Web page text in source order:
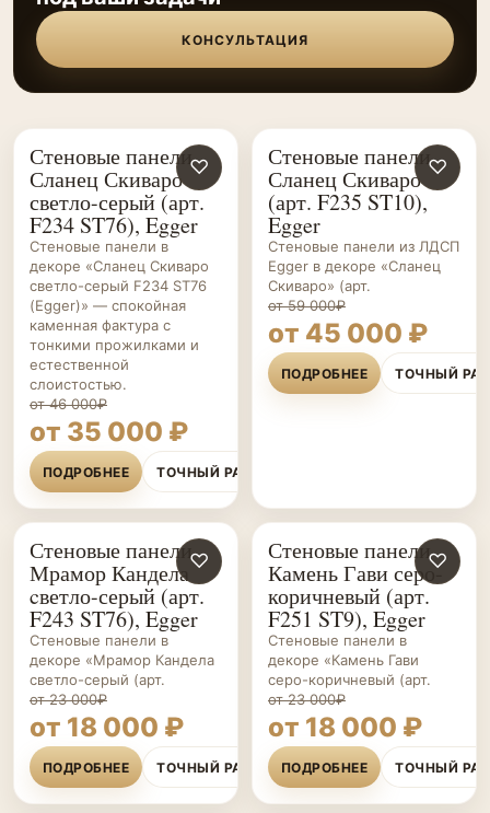
КОНСУЛЬТАЦИЯ
СТЕНОВЫЕ
ПАНЕЛИ НА ЗАКАЗ
♡
Стеновые панели
Сланец Скиваро
светло-серый (арт.
F234 ST76), Egger
Стеновые панели в
декоре «Сланец Скиваро
светло-серый F234 ST76
(Egger)» — спокойная
каменная фактура с
тонкими прожилками и
естественной
слоистостью.
от 46 000₽
от 35 000 ₽
ПОДРОБНЕЕ ТОЧНЫЙ РАСЧЁТ
СТЕНОВЫЕ
ПАНЕЛИ НА ЗАКАЗ
♡
Стеновые панели
Сланец Скиваро
(арт. F235 ST10),
Egger
Стеновые панели из ЛДСП
Egger в декоре «Сланец
Скиваро» (арт.
от 59 000₽
от 45 000 ₽
ПОДРОБНЕЕ ТОЧНЫЙ
СТЕНОВЫЕ
ПАНЕЛИ НА ЗАКАЗ
♡
Стеновые панели
Мрамор Кандела
cветло-серый (арт.
F243 ST76), Egger
Стеновые панели в
декоре «Мрамор Кандела
cветло-серый (арт.
от 23 000₽
от 18 000 ₽
ПОДРОБНЕЕ ТОЧНЫЙ РАСЧЁТ
СТЕНОВЫЕ
ПАНЕЛИ НА ЗАКАЗ
♡
Стеновые панели
Камень Гави серо-
коричневый (арт.
F251 ST9), Egger
Стеновые панели в
декоре «Камень Гави
серо-коричневый (арт.
от 23 000₽
от 18 000 ₽
ПОДРОБНЕЕ ТОЧНЫЙ